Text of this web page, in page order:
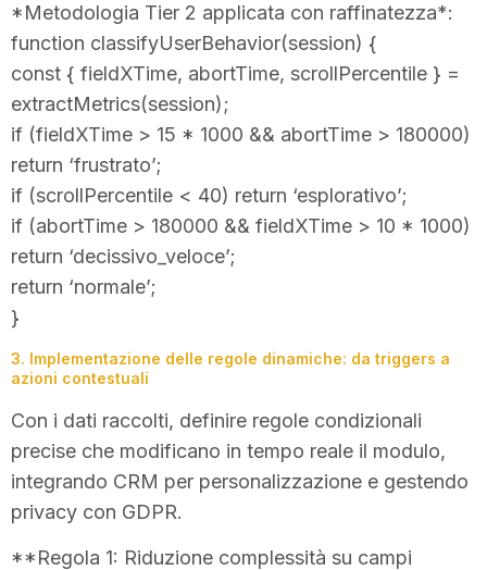
*Metodologia Tier 2 applicata con raffinatezza*:
function classifyUserBehavior(session) {
const { fieldXTime, abortTime, scrollPercentile } =
extractMetrics(session);
if (fieldXTime > 15 * 1000 && abortTime > 180000)
return ‘frustrato’;
if (scrollPercentile < 40) return ‘esplorativo’;
if (abortTime > 180000 && fieldXTime > 10 * 1000)
return ‘decissivo_veloce’;
return ‘normale’;
}
3. Implementazione delle regole dinamiche: da triggers a
azioni contestuali
Con i dati raccolti, definire regole condizionali
precise che modificano in tempo reale il modulo,
integrando CRM per personalizzazione e gestendo
privacy con GDPR.
**Regola 1: Riduzione complessità su campi